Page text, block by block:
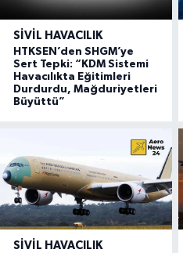
SIVIL HAVACILIK
HTKSEN’den SHGM’ye
Sert Tepki: “KDM Sistemi
Havacılıkta Eğitimleri
Durdurdu, Mağduriyetleri
Büyüttü”
SIVIL HAVACILIK